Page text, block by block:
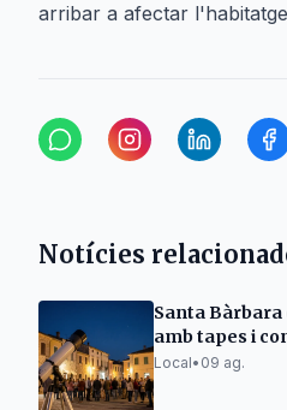
arribar a afectar
Notícies
Santa
amb tapes i
Local• 09 ag.